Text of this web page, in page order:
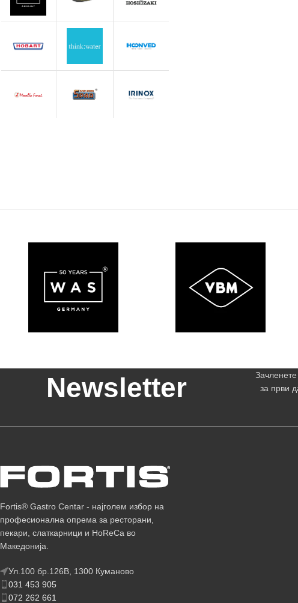
Newsletter
за први
Fortis® Gastro Centar - најголем избор на
професионална опрема за ресторани,
пекари, слаткарници и HoReCa во
Македонија.
Ул.100 бр.126В, 1300 Куманово
031 453 905
072 262 661